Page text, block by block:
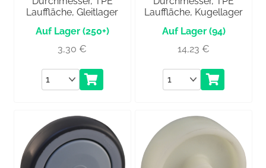
Lauffläche, Gleitlager
(250+)
3,30€
Anzahl
Lauffläche, Kugellager
(94)
14,23€
Anzahl